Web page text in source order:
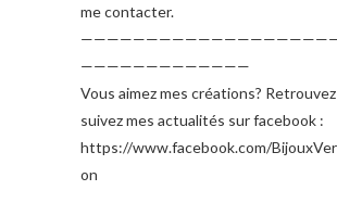
me contacter.
—————————————
Vous aimez mes créations?
suivez mes actualités sur facebook :
https://www.facebook.com/
on